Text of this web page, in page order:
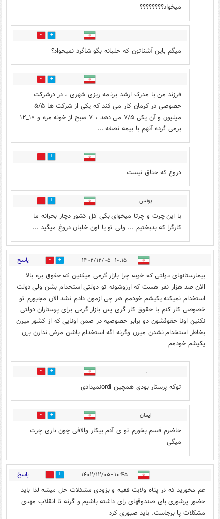
میخواد؟؟؟؟؟؟؟؟
6
میگم باین آشناتون که خلبانه بگو شاگرد نمیخواد؟
2
فرزند من با مدرک ارشد برنامه ریزی شهری ، در درشرکت
خصوصی در کرمان کار می کند که یکی از شرکت ها ۵/۵
میلیون و آن یکی ۷/۵ می دهد ، ۷ صبح از خونه مره و ۱۰_۱۲
برمی گرده آنهم با بیمه نصفه ...
0
دروغ که حناق نیست
یونس 1
با این چرت و چرتا میخوای بگی کل کشور دچار بحرانه ما
کارگرا که بدبختیم ... ولی تو یا اون خلبان دروغ میگید ...
۱۰:۱۵ - ۱۴۰۲/۱۲/۰۵ 8 پاسخ
بیمارستانهای دولتی که خوبه چرا بازار گرمی میکنین که حقوق بره بالا
الان صد هزار نفر هست که ارزوشونه تو دولتی استخدام بشن ولی دولت
استخدام نمیکنه یکیشم خودمم هر چی ازمون دادم نشد الان مجبورم تو
خصوصی کار کنم با حقوق کار گری پس بازار گرمی برای پرستاران دولتی
نکنین اونا حقوقشون دو برابر خصوصیه در ضمن اونایی که از کشور میرن
بخاطر استخدام نشدن میرن وگرنه اگه استخدام باشن مرض ندارن برن
یکیشم خودمم
.
4
توکه پرستار بودی همچین ordiنمیدادی
ایمان 1
حاضرم قسم بخورم تو ی آدم بیکار والافی چون داری چرت
میگی
۱۰:۴۵ - ۱۴۰۲/۱۲/۰۵ 8 پاسخ
غم مخورید که در پناه ولایت فقیه و بزودی مشکلات حل میشه لذا باید
حضور پرشوری پای صندوقهای رای داشته باشیم و گرنه تا انقلاب مهدی
مشکلات پا برجاست. باید صبوری کرد